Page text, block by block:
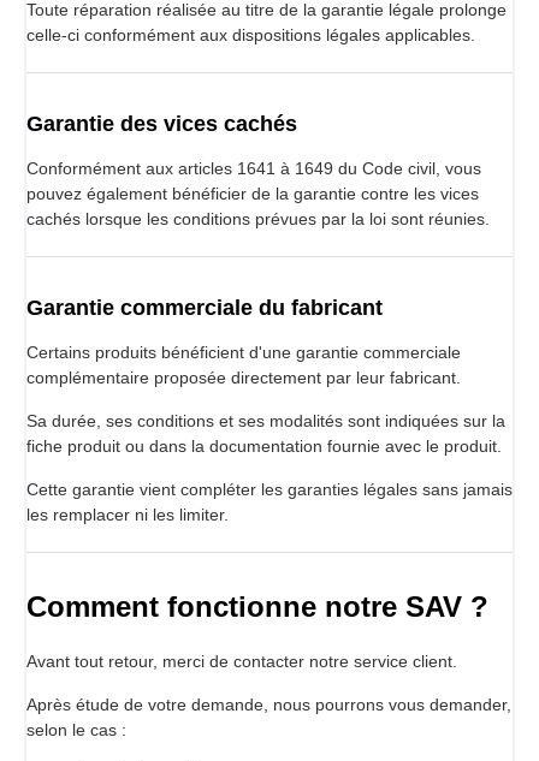
Toute réparation réalisée au titre de la garantie légale prolonge
celle-ci conformément aux dispositions légales applicables.
Garantie des vices cachés
Conformément aux articles 1641 à 1649 du Code civil, vous
pouvez également bénéficier de la garantie contre les vices
cachés lorsque les conditions prévues par la loi sont réunies.
Garantie commerciale du fabricant
Certains produits bénéficient d'une garantie commerciale
complémentaire proposée directement par leur fabricant.
Sa durée, ses conditions et ses modalités sont indiquées sur la
fiche produit ou dans la documentation fournie avec le produit.
Cette garantie vient compléter les garanties légales sans jamais
les remplacer ni les limiter.
Comment fonctionne notre SAV ?
Avant tout retour, merci de contacter notre service client.
Après étude de votre demande, nous pourrons vous demander,
selon le cas :